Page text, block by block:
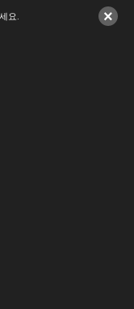
×
요.